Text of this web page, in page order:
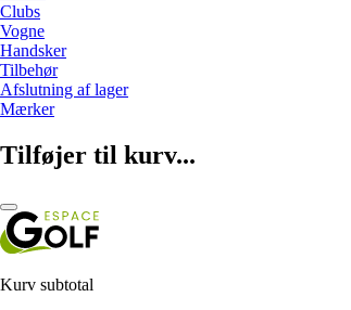
Clubs
Vogne
Handsker
Tilbehør
Afslutning af lager
Mærker
Tilføjer til kurv...
Kurv subtotal